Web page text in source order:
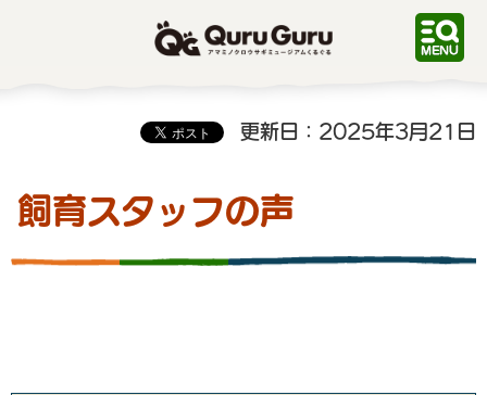
QuruGuru アマミノクロ
ウサギミュージアムくるぐ
る
更新日：2025年3月21日
飼育スタッフの声